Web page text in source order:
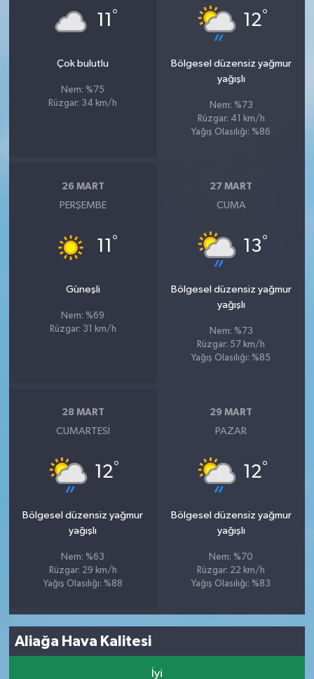
11 °
Çok bulutlu
Nem: %75
Rüzgar: 34 km/h
12°
Bölgesel düzensiz yağmur
yağışlı
Nem: %73
Rüzgar: 41 km/h
Yağış Olasılığı: %86
26 MART
PERŞEMBE
11 °
Güneşli
Nem: %69
Rüzgar: 31 km/h
27 MART
CUMA
13°
Bölgesel düzensiz yağmur
yağışlı
Nem: %73
Rüzgar: 57 km/h
Yağış Olasılığı: %85
28 MART
CUMARTESI
12°
Bölgesel düzensiz yağmur
yağışlı
Nem: %63
Rüzgar: 29 km/h
Yağış Olasılığı: %88
29 MART
PAZAR
12°
Bölgesel düzensiz yağmur
yağışlı
Nem: %70
Rüzgar: 22 km/h
Yağış Olasılığı: %83
Aliağa Hava Kalitesi
İyi